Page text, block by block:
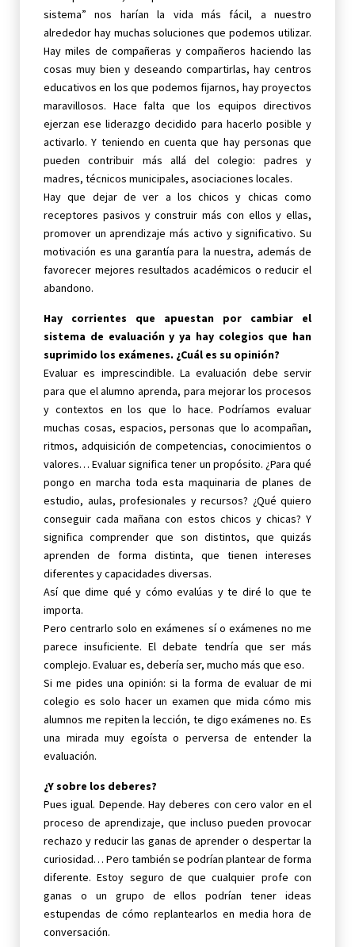
sistema” nos harían la vida más fácil, a nuestro
alrededor hay muchas soluciones que podemos utilizar.
Hay miles de compañeras y compañeros haciendo las
cosas muy bien y deseando compartirlas, hay centros
educativos en los que podemos fijarnos, hay proyectos
maravillosos. Hace falta que los equipos directivos
ejerzan ese liderazgo decidido para hacerlo posible y
activarlo. Y teniendo en cuenta que hay personas que
pueden contribuir más allá del colegio: padres y
madres, técnicos municipales, asociaciones locales.
Hay que dejar de ver a los chicos y chicas como
receptores pasivos y construir más con ellos y ellas,
promover un aprendizaje más activo y significativo. Su
motivación es una garantía para la nuestra, además de
favorecer mejores resultados académicos o reducir el
abandono.
Hay corrientes que apuestan por cambiar el
sistema de evaluación y ya hay colegios que han
suprimido los exámenes. ¿Cuál es su opinión?
Evaluar es imprescindible. La evaluación debe servir
para que el alumno aprenda, para mejorar los procesos
y contextos en los que lo hace. Podríamos evaluar
muchas cosas, espacios, personas que lo acompañan,
ritmos, adquisición de competencias, conocimientos o
valores… Evaluar significa tener un propósito. ¿Para qué
pongo en marcha toda esta maquinaria de planes de
estudio, aulas, profesionales y recursos? ¿Qué quiero
conseguir cada mañana con estos chicos y chicas? Y
significa comprender que son distintos, que quizás
aprenden de forma distinta, que tienen intereses
diferentes y capacidades diversas.
Así que dime qué y cómo evalúas y te diré lo que te
importa.
Pero centrarlo solo en exámenes sí o exámenes no me
parece insuficiente. El debate tendría que ser más
complejo. Evaluar es, debería ser, mucho más que eso.
Si me pides una opinión: si la forma de evaluar de mi
colegio es solo hacer un examen que mida cómo mis
alumnos me repiten la lección, te digo exámenes no. Es
una mirada muy egoísta o perversa de entender la
evaluación.
¿Y sobre los deberes?
Pues igual. Depende. Hay deberes con cero valor en el
proceso de aprendizaje, que incluso pueden provocar
rechazo y reducir las ganas de aprender o despertar la
curiosidad… Pero también se podrían plantear de forma
diferente. Estoy seguro de que cualquier profe con
ganas o un grupo de ellos podrían tener ideas
estupendas de cómo replantearlos en media hora de
conversación.